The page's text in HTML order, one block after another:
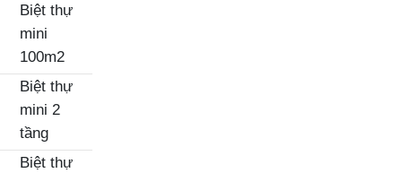
Biệt thự
mini
100m2
Biệt thự
mini 2
tầng
Biệt thự